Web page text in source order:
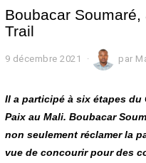
Boubacar
Trail
9 décembre 2021
c
m
b
r
par
Il a participé à six étapes du
Paix au Mali. Boubacar
non seulement réclamer la
vue de concourir pour des